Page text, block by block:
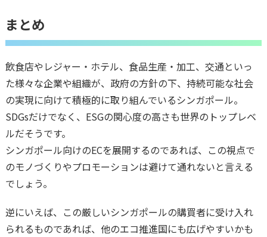
まとめ
飲食店やレジャー・ホテル、食品生産・加工、交通といっ
た様々な企業や組織が、政府の方針の下、持続可能な社会
の実現に向けて積極的に取り組んでいるシンガポール。
SDGsだけでなく、ESGの関心度の高さも世界のトップレベ
ルだそうです。
シンガポール向けのECを展開するのであれば、この視点で
のモノづくりやプロモーションは避けて通れないと言える
でしょう。
逆にいえば、この厳しいシンガポールの購買者に受け入れ
られるものであれば、他のエコ推進国にも広げやすいかも